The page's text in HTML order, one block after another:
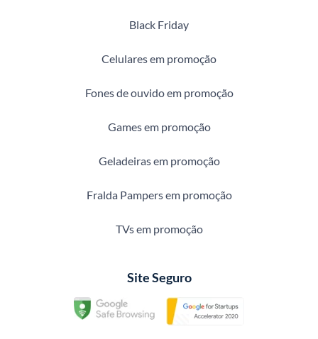
Black Friday
Celulares em promoção
Fones de ouvido em promoção
Games em promoção
Geladeiras em promoção
Fralda Pampers em promoção
TVs em promoção
Site Seguro